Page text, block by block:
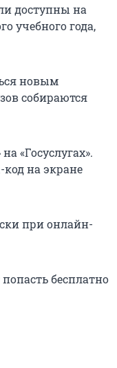
доступны на
учебного года,
новым
собираются
«Госуслугах».
на экране
при онлайн-
бесплатно